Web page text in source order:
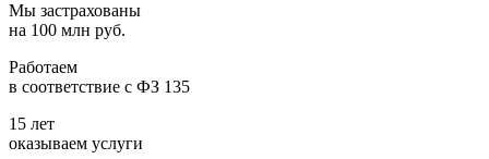
Мы застрахованы
на 100 млн руб.
Работаем
в соответствие с ФЗ 135
15 лет
оказываем услуги